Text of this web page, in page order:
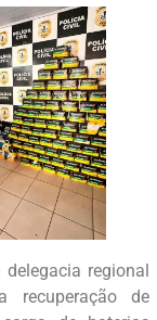
regional
recuperação de